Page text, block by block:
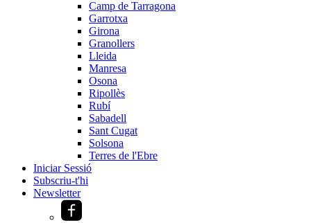
Camp de Tarragona
Garrotxa
Girona
Granollers
Lleida
Manresa
Osona
Ripollès
Rubí
Sabadell
Sant Cugat
Solsona
Terres de l'Ebre
Iniciar Sessió
Subscriu-t'hi
Newsletter